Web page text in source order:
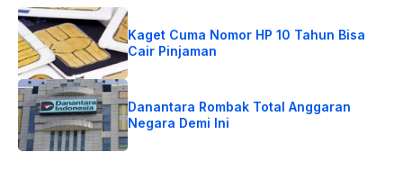
Kaget Cuma Nomor HP 10 Tahun Bisa
Cair Pinjaman
Danantara Rombak Total Anggaran
Negara Demi Ini